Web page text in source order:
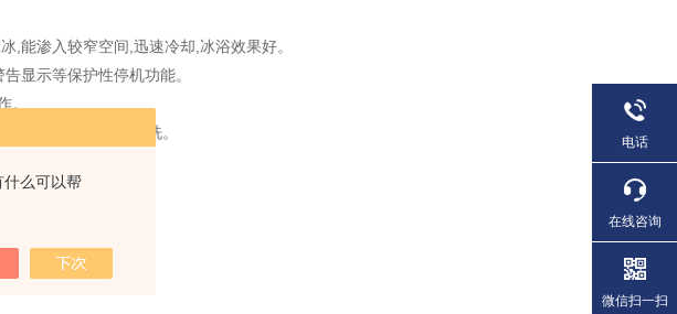
什么可以帮
能渗入较窄空间 迅速冷却 冰浴效果好。
显示等保护性停机功能。
。
具，方便维修、清洗。
、经久耐用。
电话
在线咨询
微信扫一扫